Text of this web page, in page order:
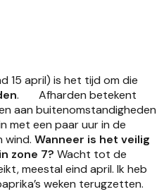
15 april) is het tijd om die
.
Afharden betekent
aan buitenomstandigheden
met een paar uur in de
wind. Wanneer is het veilig
zone 7? Wacht tot de
meestal eind april. Ik heb
weken terugzetten.